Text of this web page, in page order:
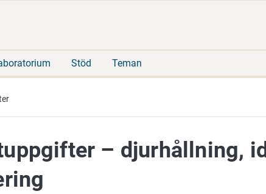
Stöd Teman
– djurhållning,